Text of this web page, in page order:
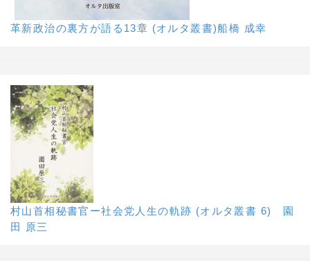
革新政治の裏方が語る13章 (オルタ叢書)船橋 成幸
村山首相秘書官ー社会党人生の軌跡 (オルタ叢書 6) 園
田 原三